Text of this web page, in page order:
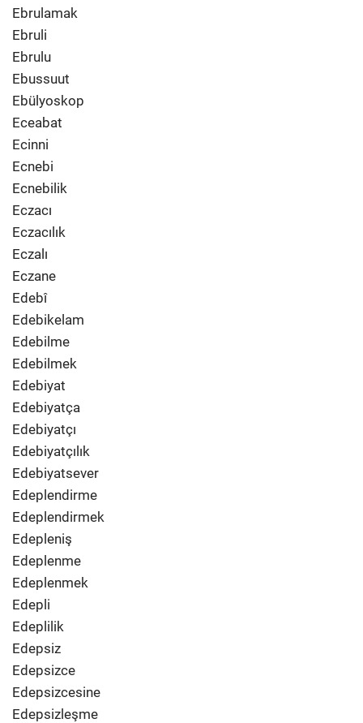
Ebrulamak
Ebruli
Ebrulu
Ebussuut
Ebülyoskop
Eceabat
Ecinni
Ecnebi
Ecnebilik
Eczacı
Eczacılık
Eczalı
Eczane
Edebî
Edebikelam
Edebilme
Edebilmek
Edebiyat
Edebiyatça
Edebiyatçı
Edebiyatçılık
Edebiyatsever
Edeplendirme
Edeplendirmek
Edepleniş
Edeplenme
Edeplenmek
Edepli
Edeplilik
Edepsiz
Edepsizce
Edepsizcesine
Edepsizleşme